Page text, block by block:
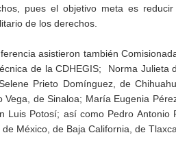
pues el objetivo meta es
de los derechos.
asistieron también
de la CDHEGIS; Norma
Prieto Domínguez, de
Vega, de Sinaloa; María Eugenia
Luis Potosí; así como Pedro
México, de Baja California, de